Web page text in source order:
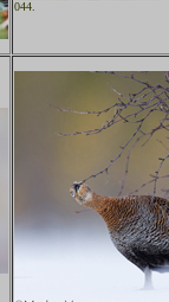
044.